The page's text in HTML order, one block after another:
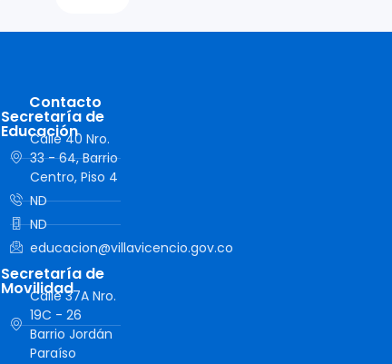
Contacto
Secretaría de
Educación
Calle 40 Nro.
33 - 64, Barrio
Centro, Piso 4
ND
ND
educacion@villavicencio.gov.co
Secretaría de
Movilidad
Calle 37A Nro.
19C - 26
Barrio Jordán
Paraíso